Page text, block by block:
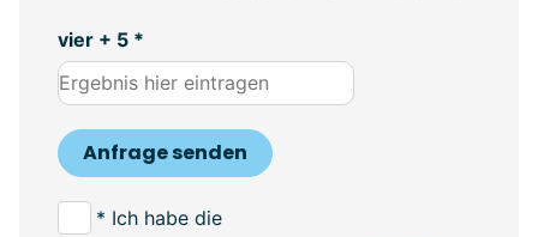
vier + 5 *
Anfrage senden
* Ich habe die